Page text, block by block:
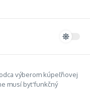
výberom kúpeľňovej
musí byť funkčný